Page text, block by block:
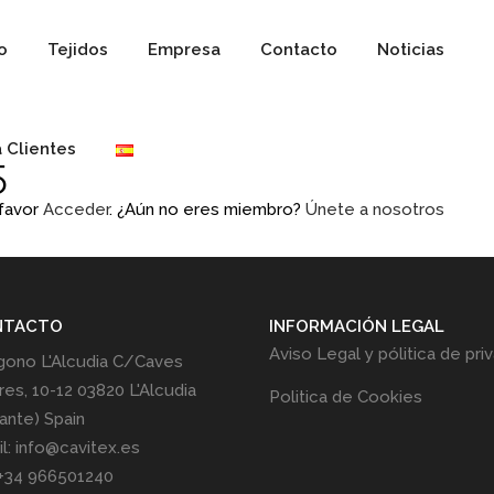
Tejidos Empresa Contacto Noticias
Clientes
Acceder. ¿Aún no eres miembro? Únete a nosotros
L'Alcudia C/Caves
10-12 03820 L'Alcudia
Spain
info@cavitex.es
966501240
INFORMACIÓN LEGAL
Aviso Legal y pólitica de
Politica de Cookies